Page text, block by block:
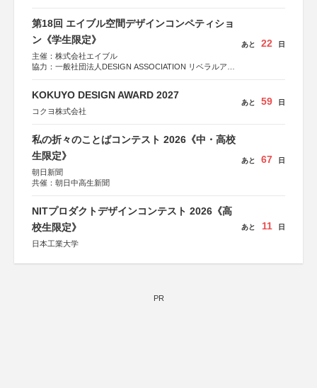
第18回 エイブル空間デザインコンペティショ
ン《学生限定》
主催：株式会社エイブル
協力：一般社団法人DESIGN ASSOCIATION リベラルアー
あと 22 日
KOKUYO DESIGN AWARD 2027
コクヨ株式会社
あと 59 日
私の折々のことばコンテスト 2026《中・高校
生限定》
朝日新聞
共催：朝日中高生新聞
あと 67 日
NITプロダクトデザインコンテスト 2026《高
校生限定》
日本工業大学
あと 11 日
PR